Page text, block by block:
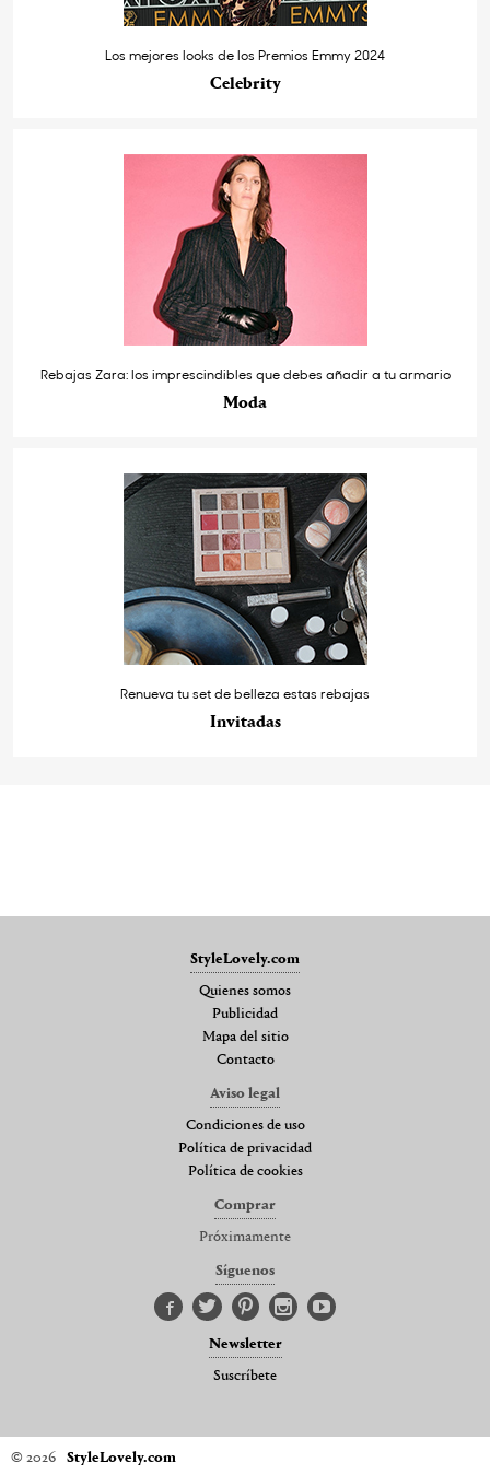
Los mejores looks de los Premios Emmy 2024
Celebrity
Rebajas Zara: los imprescindibles que debes añadir a tu armario
Moda
Renueva tu set de belleza estas rebajas
Invitadas
StyleLovely.com
Quienes somos
Publicidad
Mapa del sitio
Contacto
Aviso legal
Condiciones de uso
Política de privacidad
Política de cookies
Comprar
Próximamente
Síguenos
Newsletter
Suscríbete
© 2026 StyleLovely.com